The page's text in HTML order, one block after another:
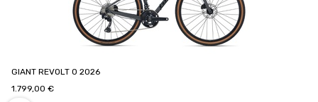
GIANT REVOLT 0 2026
1.799,00 €